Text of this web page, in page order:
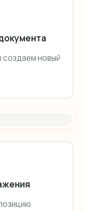
создаем новый